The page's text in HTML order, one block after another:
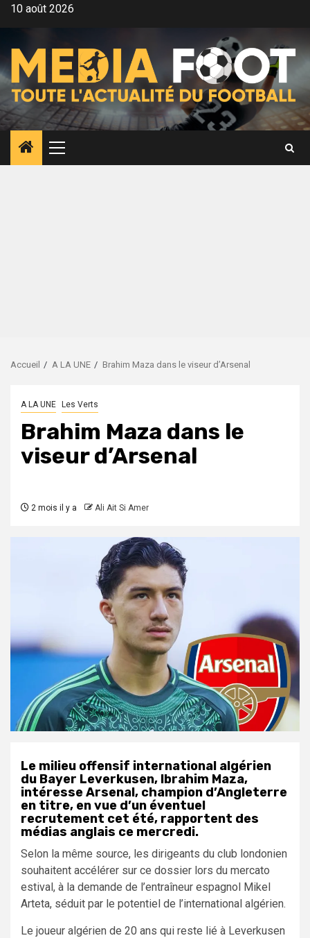
Aller10 août 2026
Menu
principal
Accueil A LA UNE Brahim Maza dans le viseur d’Arsenal
A LA UNE Les Verts
Brahim Maza dans le
viseur d’Arsenal
2 mois il y a Ali Ait Si Amer
Le milieu offensif international algérien
du Bayer Leverkusen, Ibrahim Maza,
intéresse Arsenal, champion d’Angleterre
en titre, en vue d’un éventuel
recrutement cet été, rapportent des
médias anglais ce mercredi.
Selon la même source, les dirigeants du club londonien
souhaitent accélérer sur ce dossier lors du mercato
estival, à la demande de l’entraîneur espagnol Mikel
Arteta, séduit par le potentiel de l’international algérien.
Le joueur algérien de 20 ans qui reste lié à Leverkusen